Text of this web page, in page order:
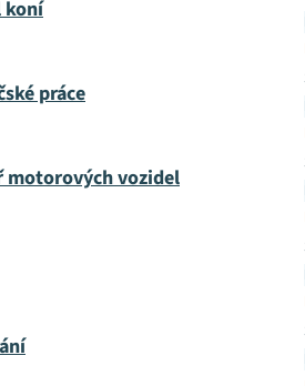
koní
práce
motorových vozidel